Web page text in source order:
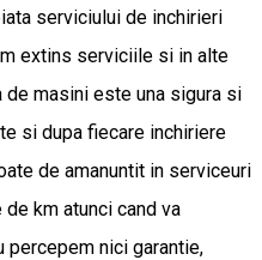
serviciului de inchirieri
extins serviciile si in alte
de masini este una sigura si
si dupa fiecare inchiriere
de amanuntit in serviceuri
km atunci cand va
percepem nici garantie,